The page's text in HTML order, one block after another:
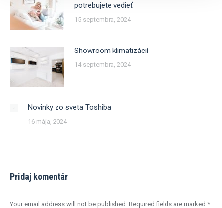
potrebujete vedieť
15 septembra, 2024
Showroom klimatizácií
14 septembra, 2024
Novinky zo sveta Toshiba
16 mája, 2024
Pridaj komentár
Your email address will not be published. Required fields are marked *